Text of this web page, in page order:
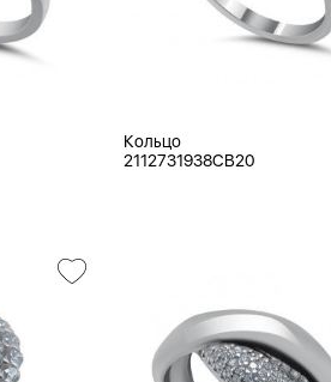
Кольцо
2112731938CB20